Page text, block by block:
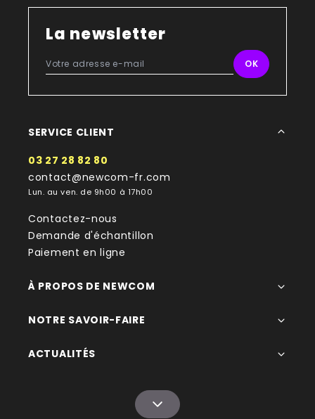
La newsletter
SERVICE CLIENT
03 27 28 82 80
contact@newcom-fr.com
Lun. au ven. de 9h00 à 17h00
Contactez-nous
Demande d'échantillon
Paiement en ligne
À PROPOS DE NEWCOM
NOTRE SAVOIR-FAIRE
ACTUALITÉS